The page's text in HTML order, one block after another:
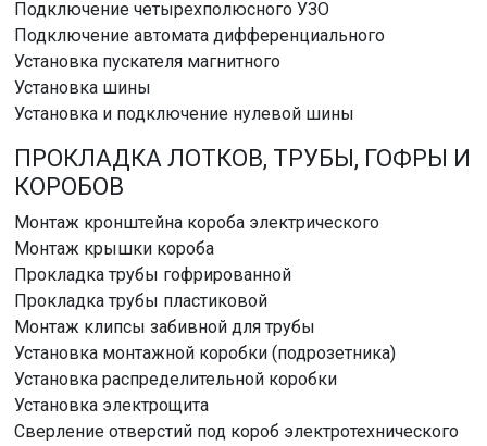
Подключение четырехполюсного УЗО
Подключение автомата дифференциального
Установка пускателя магнитного
Установка шины
Установка и подключение нулевой шины
ПРОКЛАДКА ЛОТКОВ, ТРУБЫ, ГОФРЫ И
КОРОБОВ
Монтаж кронштейна короба электрического
Монтаж крышки короба
Прокладка трубы гофрированной
Прокладка трубы пластиковой
Монтаж клипсы забивной для трубы
Установка монтажной коробки (подрозетника)
Установка распределительной коробки
Установка электрощита
Сверление отверстий под короб электротехнического